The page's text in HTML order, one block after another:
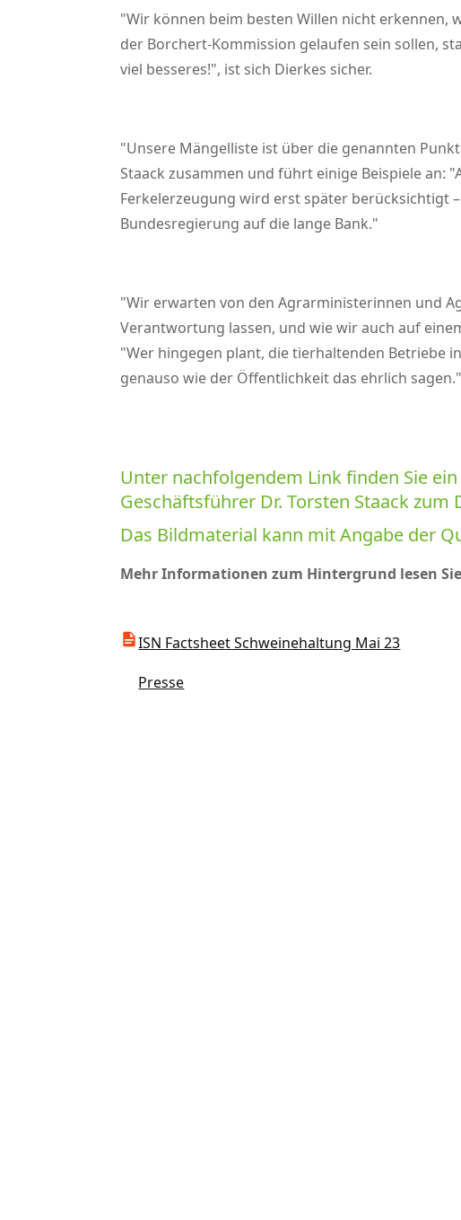
Wir können beim besten Willen nicht erkennen,
der Borchert-Kommission gelaufen sein sollen,
viel besseres! , ist sich Dierkes sicher.
Unsere Mängelliste ist über die genannten
Staack zusammen und führt einige Beispiele an:
Ferkelerzeugung wird erst später berücksichtigt
Bundesregierung auf die lange Bank.
Wir erwarten von den Agrarministerinnen und
Verantwortung lassen, und wie wir auch auf
Wer hingegen plant, die tierhaltenden Betriebe
genauso wie der Öffentlichkeit das ehrlich sagen.
Unter nachfolgendem Link finden Sie
Geschäftsführer Dr. Torsten Staack zum
Das Bildmaterial kann mit Angabe der
Mehr Informationen zum Hintergrund lesen
ISN Factsheet Schweinehaltung Mai 23
Presse